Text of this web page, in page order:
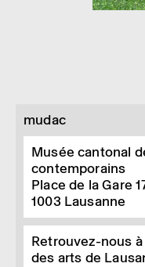
mudac
Musée cantonal
contemporains
Place de la Gare
1003 Lausanne
Retrouvez-nous
des arts de